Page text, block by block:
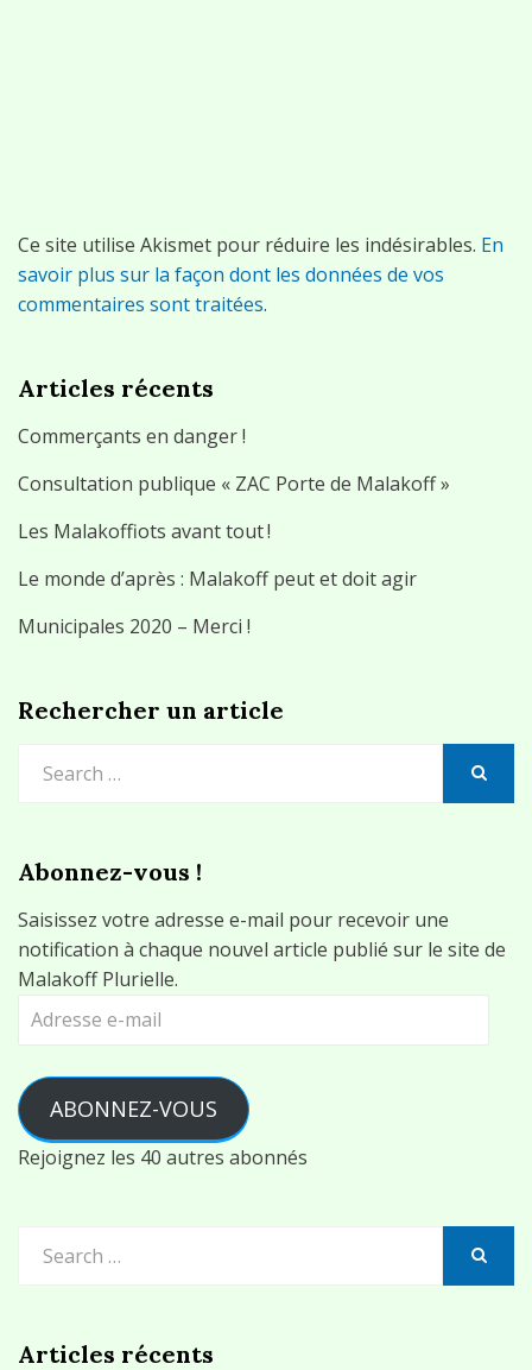
Ce site utilise Akismet pour réduire les indésirables. En
savoir plus sur la façon dont les données de vos
commentaires sont traitées.
Articles récents
Commerçants en danger !
Consultation publique « ZAC Porte de Malakoff »
Les Malakoffiots avant tout !
Le monde d’après : Malakoff peut et doit agir
Municipales 2020 – Merci !
Rechercher un article
for:
Abonnez-vous !
Saisissez votre adresse e-mail pour recevoir une
notification à chaque nouvel article publié sur le site de
Malakoff Plurielle.
Adresse
ABONNEZ-VOUS
Rejoignez les 40 autres abonnés
for:
Articles récents